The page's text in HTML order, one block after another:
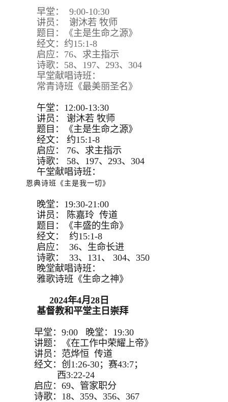
早堂： 9:00-10:30
讲员： 谢沐若 牧师
题目：《主是生命之源》
经文：约15:1-8
启应：76、求主指示
诗歌：58、197、293、304
早堂献唱诗班：
常青诗班《最美丽圣名》
午堂：12:00-13:30
讲员：
谢沐若 牧师
题目：
《主是生命之源》
经文：
约15:1-8
启应：
76、求主指示
诗歌：
58、197、293、 304
午堂献唱诗班：
恩典诗班《主是我一切》
晚堂：19:30-21:00
讲员： 陈嘉玲 传道
题目：《丰盛的生命》
经文： 约15:1-8
启应： 36、生命长进
诗歌： 33、131、 304、350
晚堂献唱诗班：
雅歌诗班《生命之神》
2024年4月28日
基督教和平堂主日崇拜
早堂：9:00 晚堂：19:30
讲题：《在工作中荣耀上帝》
讲员：范烨恒 传道
经文：创1:26-30；赛43:7；
西3:22-24
启应：69、管家职分
诗歌：18、359、356、367